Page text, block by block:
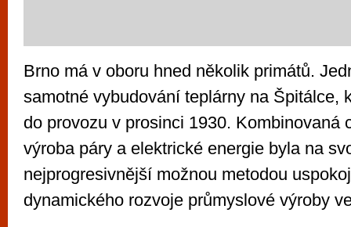
Brno má v oboru hned několik primátů.
samotné vybudování teplárny na Špitálce,
do provozu v prosinci 1930. Kombinovaná
výroba páry a elektrické energie byla na
nejprogresivnější možnou metodou
dynamického rozvoje průmyslové výroby